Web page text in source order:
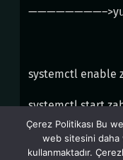
systemctl enable
systemctl start
systemctl status
Çerez Politikası Bu
web sitesini daha
kullanmaktadır.